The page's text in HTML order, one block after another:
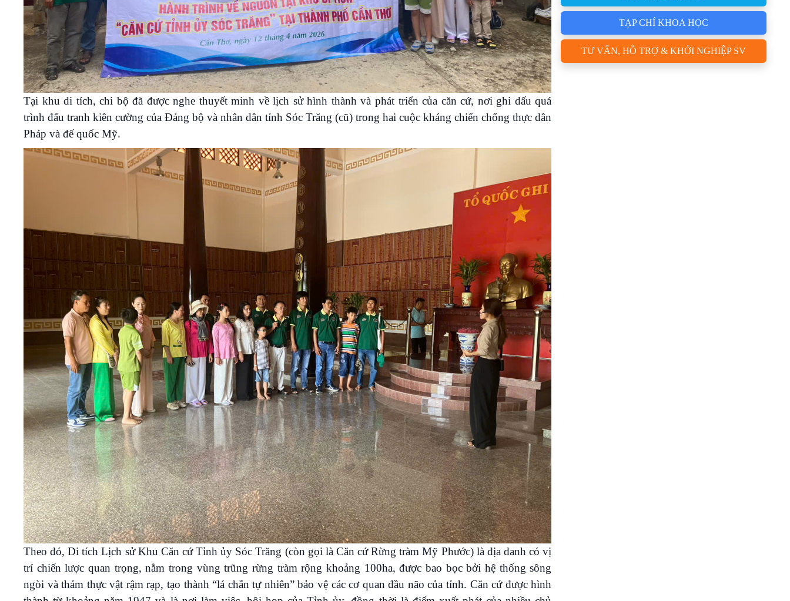
Tại khu di tích, chi bộ đã được nghe thuyết minh về lịch sử hình thành và phát triển của căn cứ, nơi ghi dấu quá
trình đấu tranh kiên cường của Đảng bộ và nhân dân tỉnh Sóc Trăng (cũ) trong hai cuộc kháng chiến chống thực dân
Pháp và đế quốc Mỹ.
Theo đó, Di tích Lịch sử Khu Căn cứ Tỉnh ủy Sóc Trăng (còn gọi là Căn cứ Rừng tràm Mỹ Phước) là địa danh có vị
trí chiến lược quan trọng, nằm trong vùng trũng rừng tràm rộng khoảng 100ha, được bao bọc bởi hệ thống sông
ngòi và thảm thực vật rậm rạp, tạo thành “lá chắn tự nhiên” bảo vệ các cơ quan đầu não của tỉnh. Căn cứ được hình
TẠP CHÍ KHOA HỌC
TƯ VẤN, HỖ TRỢ & KHỞI NGHIỆP SV